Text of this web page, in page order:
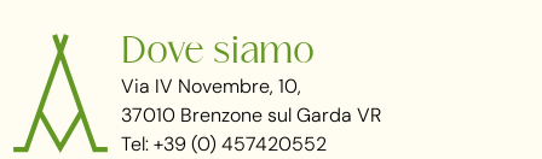
Dove siamo
Via IV Novembre, 10,
37010 Brenzone sul Garda VR
Tel: +39 (0) 457420552